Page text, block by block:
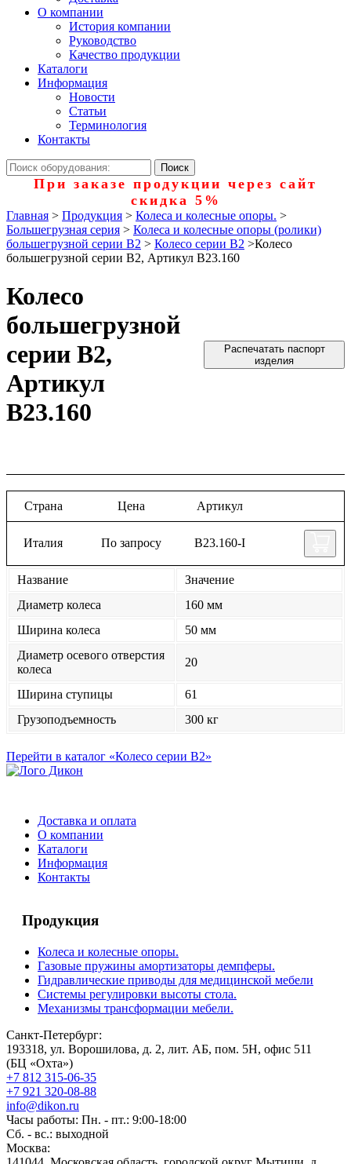
О компании
История компании
Руководство
Качество продукции
Каталоги
Информация
Новости
Статьи
Терминология
Контакты
При заказе продукции через сайт
скидка 5%
Главная > Продукция > Колеса и колесные опоры. >
Большегрузная серия > Колеса и колесные опоры (ролики)
большегрузной серии В2 > Колесо серии B2 >Колесо
большегрузной серии B2, Артикул B23.160
Колесо
большегрузной
серии B2,
Артикул
B23.160
Распечатать паспорт
изделия
Название
Значение
Диаметр колеса
160 мм
Ширина колеса
50 мм
Диаметр осевого отверстия
колеса
20
Ширина ступицы
61
Грузоподъемность
300 кг
Страна Цена Артикул
Италия По запросу B23.160-I
Перейти в каталог «Колесо серии B2»
Доставка и оплата
О компании
Каталоги
Информация
Контакты
Продукция
Колеса и колесные опоры.
Газовые пружины амортизаторы демпферы.
Гидравлические приводы для медицинской мебели
Системы регулировки высоты стола.
Механизмы трансформации мебели.
Санкт-Петербург:
193318, ул. Ворошилова, д. 2, лит. АБ, пом. 5Н, офис 511
(БЦ «Охта»)
+7 812 315-06-35
+7 921 320-08-88
info@dikon.ru
Часы работы: Пн. - пт.: 9:00-18:00
Сб. - вс.: выходной
Москва: